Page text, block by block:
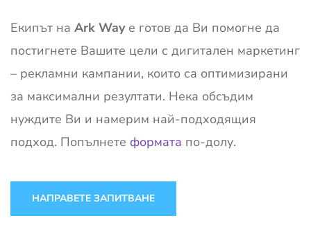
Екипът на Ark Wayе готов да Ви помогне да
постигнете Вашите цели с дигитален маркетинг
– рекламни кампании, които са оптимизирани
за максимални резултати. Нека обсъдим
нуждите Ви и намерим най-подходящия
подход. Попълнете формата по-долу.
НАПРАВЕТЕ ЗАПИТВАНЕ